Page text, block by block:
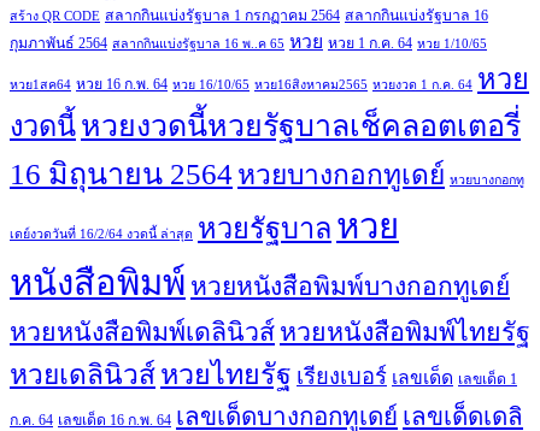
สร้าง QR CODE สลากกินแบ่งรัฐบาล 1 กรกฏาคม 2564 สลากกินแบ่งรัฐบาล 16
กุมภาพันธ์ 2564 สลากกินแบ่งรัฐบาล 16 พ..ค 65 หวย หวย 1 ก.ค. 64 หวย 1/10/65
หวย1สค64 หวย 16 ก.พ. 64 หวย 16/10/65 หวย16สิงหาคม2565 หวยงวด 1 ก.ค. 64 หวย
งวดนี้หวยงวดนี้หวยรัฐบาลเช็คลอตเตอรี่
16 มิถุนายน 2564 หวยบางกอกทูเดย์ หวยบางกอกทู
เดย์งวดวันที่ 16/2/64 งวดนี้ ล่าสุด หวยรัฐบาล หวย
หนังสือพิมพ์ หวยหนังสือพิมพ์บางกอกทูเดย์
หวยหนังสือพิมพ์เดลินิวส์ หวยหนังสือพิมพ์ไทยรัฐ
หวยเดลินิวส์ หวยไทยรัฐ เรียงเบอร์ เลขเด็ด เลขเด็ด 1
ก.ค. 64 เลขเด็ด 16 ก.พ. 64 เลขเด็ดบางกอกทูเดย์ เลขเด็ดเดลิ